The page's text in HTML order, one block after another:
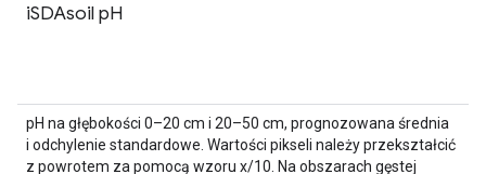
iSDAsoil pH
pH na głębokości 0–20 cm i 20–50 cm, prognozowana średnia
i odchylenie standardowe. Wartości pikseli należy przekształcić
z powrotem za pomocą wzoru x/10. Na obszarach gęstej